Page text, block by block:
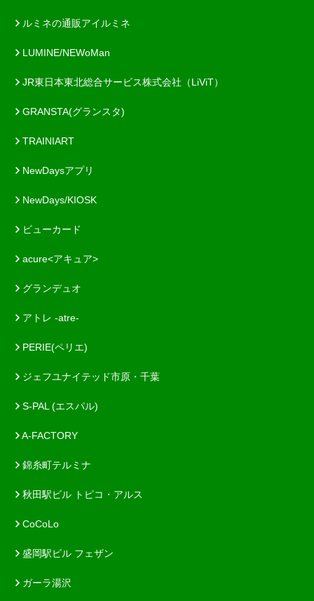
ルミネの通販アイルミネ
LUMINE/NEWoMan
JR東日本東北総合サービス株式会社（LiViT）
GRANSTA(グランスタ)
TRAINIART
NewDaysアプリ
NewDays/KIOSK
ビューカード
acure<アキュア>
グランデュオ
アトレ -atre-
PERIE(ペリエ)
ジェフユナイテッド市原・千葉
S-PAL (エスパル)
A-FACTORY
錦糸町テルミナ
秋田駅ビル トピコ・アルス
CoCoLo
盛岡駅ビル フェザン
ガーラ湯沢